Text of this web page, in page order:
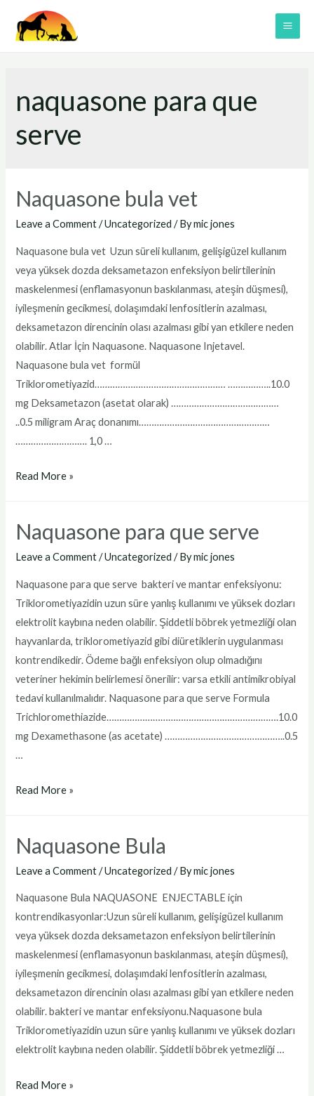
naquasone para que
serve
Naquasone bula vet
Leave a Comment /Uncategorized / Bymic jones
Naquasone bula vet Uzun süreli kullanım, gelişigüzel kullanım
veya yüksek dozda deksametazon enfeksiyon belirtilerinin
maskelenmesi (enflamasyonun baskılanması, ateşin düşmesi),
iyileşmenin gecikmesi, dolaşımdaki lenfositlerin azalması,
deksametazon direncinin olası azalması gibi yan etkilere neden
olabilir. Atlar İçin Naquasone. Naquasone Injetavel.
Naquasone bula vet formül
Triklorometiyazid…………………………………………… ……………..10.0
mg Deksametazon (asetat olarak) ……………………………………
..0.5 miligram Araç donanımı……………………………………………
………………………. 1,0 …
Naquasone
Read More »
Naquasone para que serve
Leave a Comment /Uncategorized / Bymic jones
Naquasone para que serve bakteri ve mantar enfeksiyonu:
Triklorometiyazidin uzun süre yanlış kullanımı ve yüksek dozları
elektrolit kaybına neden olabilir. Şiddetli böbrek yetmezliği olan
hayvanlarda, triklorometiyazid gibi diüretiklerin uygulanması
kontrendikedir. Ödeme bağlı enfeksiyon olup olmadığını
veteriner hekimin belirlemesi önerilir: varsa etkili antimikrobiyal
tedavi kullanılmalıdır. Naquasone para que serve Formula
Trichloromethiazide………………………………………………………….10.0
mg Dexamethasone (as acetate) ………………………………………..0.5
…
Naquasone
serve
Read More »
Naquasone Bula
Leave a Comment /Uncategorized / Bymic jones
Naquasone Bula NAQUASONE ENJECTABLE için
kontrendikasyonlar:Uzun süreli kullanım, gelişigüzel kullanım
veya yüksek dozda deksametazon enfeksiyon belirtilerinin
maskelenmesi (enflamasyonun baskılanması, ateşin düşmesi),
iyileşmenin gecikmesi, dolaşımdaki lenfositlerin azalması,
deksametazon direncinin olası azalması gibi yan etkilere neden
olabilir. bakteri ve mantar enfeksiyonu.Naquasone bula
Triklorometiyazidin uzun süre yanlış kullanımı ve yüksek dozları
elektrolit kaybına neden olabilir. Şiddetli böbrek yetmezliği …
Naquasone
Read More »